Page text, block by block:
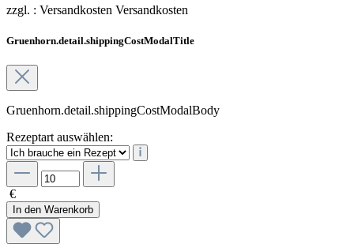
zzgl. : Versandkosten Versandkosten
Gruenhorn.detail.shippingCostModalTitle
Gruenhorn.detail.shippingCostModalBody
Rezeptart auswählen:
€
In den Warenkorb